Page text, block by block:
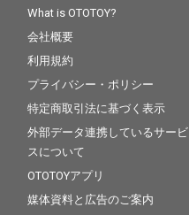
What is OTOTOY?
会社概要
利用規約
プライバシー・ポリシー
特定商取引法に基づく表示
外部データ連携しているサービ
スについて
OTOTOYアプリ
媒体資料と広告のご案内